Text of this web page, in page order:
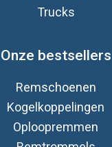
Trucks
Onze bestsellers
Remschoenen
Kogelkoppelingen
Oploopremmen